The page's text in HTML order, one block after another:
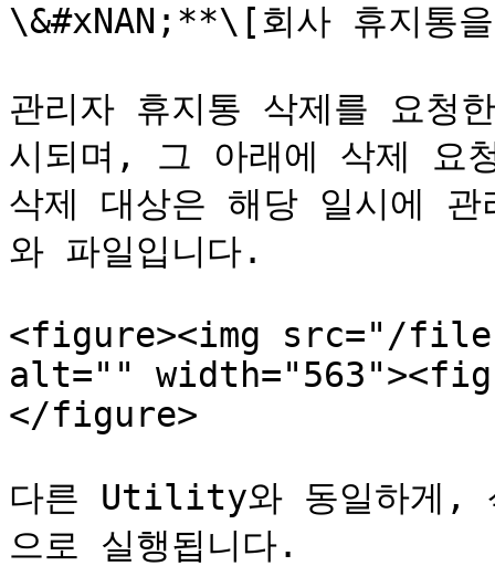
\&#xNAN;**\[회사 휴지통
관리자 휴지통 삭제를 요청
시되며, 그 아래에 삭제 요
삭제 대상은 해당 일시에
와 파일입니다.
<figure><img src="/files/
alt=""
</figure>
다른 Utility와 동일하게,
으로 실행됩니다.